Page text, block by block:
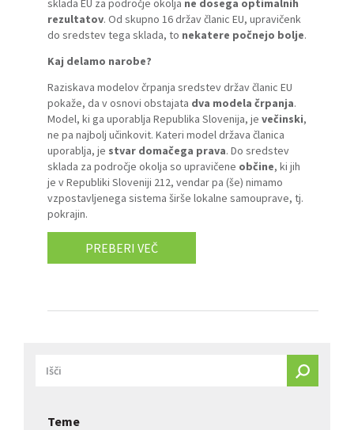
sklada EU za področje okolja ne dosega optimalnih
rezultatov. Od skupno 16 držav članic EU, upravičenk
do sredstev tega sklada, to nekatere počnejo bolje.
Kaj delamo narobe?
Raziskava modelov črpanja sredstev držav članic EU
pokaže, da v osnovi obstajata dva modela črpanja.
Model, ki ga uporablja Republika Slovenija, je večinski,
ne pa najbolj učinkovit. Kateri model država članica
uporablja, je stvar domačega prava. Do sredstev
sklada za področje okolja so upravičene občine, ki jih
je v Republiki Sloveniji 212, vendar pa (še) nimamo
vzpostavljenega sistema širše lokalne samouprave, tj.
pokrajin.
PREBERI VEČ
Teme